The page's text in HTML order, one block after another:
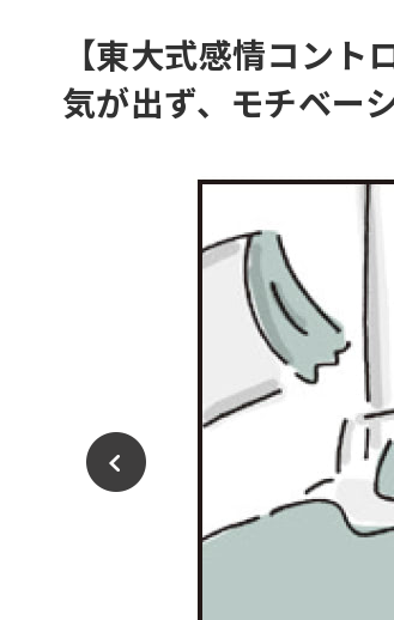
【東大式感情コン
気が出ず、モチベー